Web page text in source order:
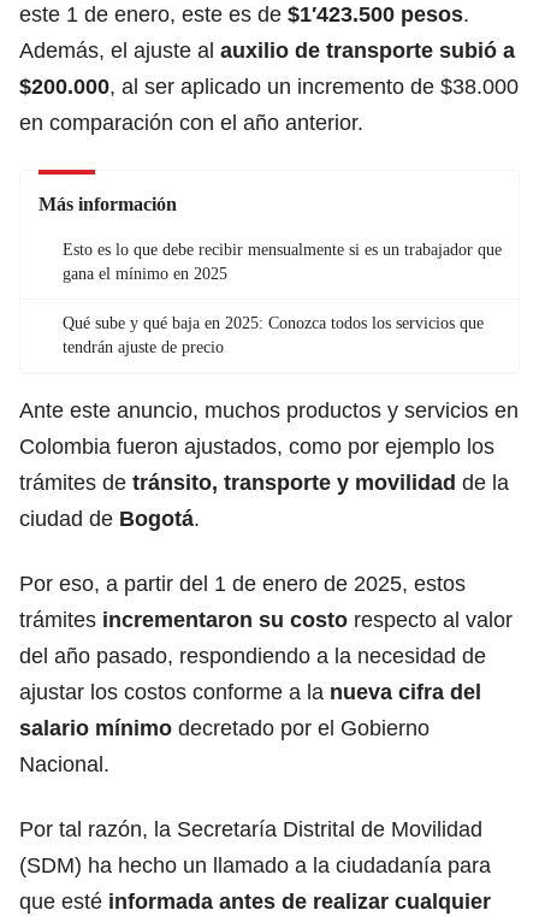
este 1 de enero, este es de $1′423.500 pesos.
Además, el ajuste al auxilio de transporte subió a
$200.000, al ser aplicado un incremento de $38.000
en comparación con el año anterior.
Más información
Esto es lo que debe recibir mensualmente si es un trabajador que
gana el mínimo en 2025
Qué sube y qué baja en 2025: Conozca todos los servicios que
tendrán ajuste de precio
Ante este anuncio, muchos productos y servicios en
Colombia fueron ajustados, como por ejemplo los
trámites de tránsito, transporte y movilidad de la
ciudad de Bogotá.
Por eso, a partir del 1 de enero de 2025, estos
trámites incrementaron su costo respecto al valor
del año pasado, respondiendo a la necesidad de
ajustar los costos conforme a la nueva cifra del
salario mínimo decretado por el Gobierno
Nacional.
Por tal razón, la Secretaría Distrital de Movilidad
(SDM) ha hecho un llamado a la ciudadanía para
que esté informada antes de realizar cualquier